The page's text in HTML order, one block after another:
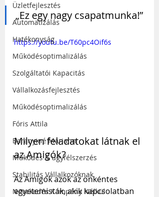
Üzletfejlesztés
Automatizálás
Hatékonyság
Működésoptimalizálás
Szolgáltatói Kapacitás
Vállalkozásfejlesztés
Működésoptimalizálás
Fóris Attila
Baranyiné Mariann
Működés & ügyfélszerzés
Stabilitás Vállalkozóknak
Növekedés Kampány Nélkül
„Ez egy nagy csapatmunka!”
https://youtu.be/T60pc4Oif6s
Milyen feladatokat látnak el
az Amigók?
Az Amigók azok az önkéntes
egyetemisták, akik kapcsolatban